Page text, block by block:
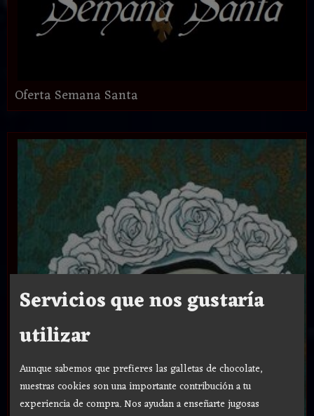
Oferta Semana Santa
Servicios que nos gustaría
utilizar
Aunque sabemos que prefieres las galletas de chocolate,
nuestras cookies son una importante contribución a tu
experiencia de compra. Nos ayudan a enseñarte jugosas